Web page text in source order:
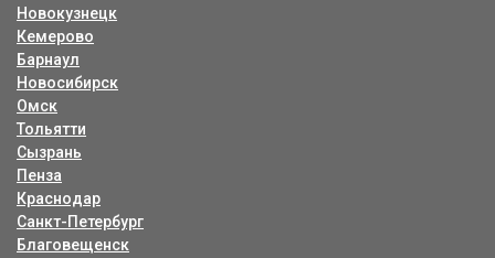
Новокузнецк
Кемерово
Барнаул
Новосибирск
Омск
Тольятти
Сызрань
Пенза
Краснодар
Санкт-Петербург
Благовещенск